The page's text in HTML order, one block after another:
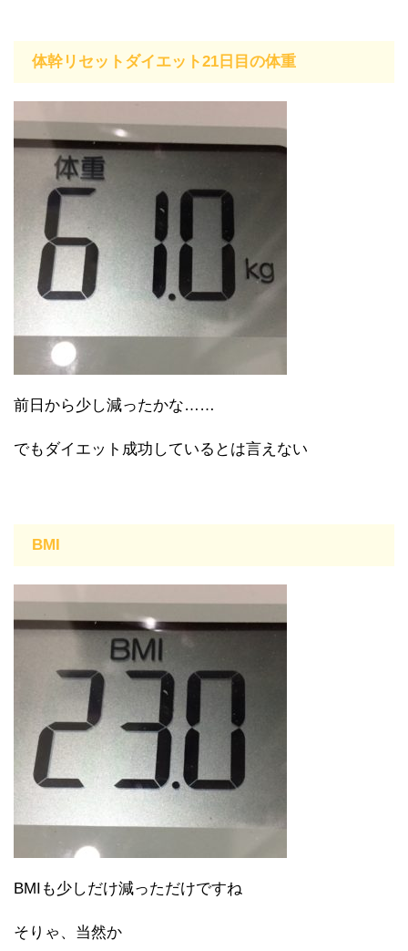
体幹リセットダイエット21日目の体重
前日から少し減ったかな……
でもダイエット成功しているとは言えない
BMI
BMIも少しだけ減っただけですね
そりゃ、当然か